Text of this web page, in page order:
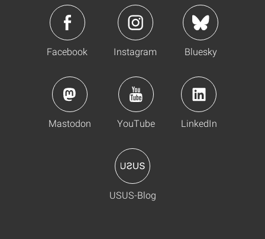
Facebook Instagram Bluesky
Mastodon YouTube LinkedIn
USUS-Blog